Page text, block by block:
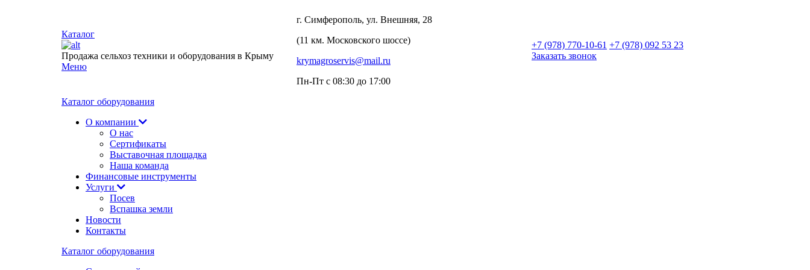
Каталог
Продажа сельхоз техники и оборудования в Крыму
Меню
г. Симферополь, ул. Внешняя, 28
(11 км. Московского шоссе)
krymagroservis@mail.ru
Пн-Пт с 08:30 до 17:00
+7 (978) 770-10-61 +7 (978) 092 53 23
Заказать звонок
Каталог оборудования
О компании
О нас
Сертификаты
Выставочная площадка
Наша команда
Финансовые инструменты
Услуги
Посев
Вспашка земли
Новости
Контакты
Каталог оборудования